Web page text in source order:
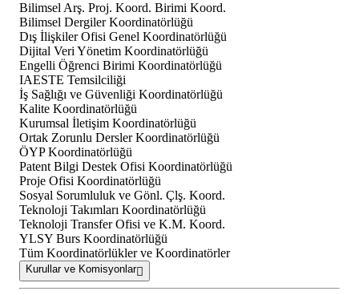
Bilimsel Arş. Proj. Koord. Birimi Koord.
Bilimsel Dergiler Koordinatörlüğü
Dış İlişkiler Ofisi Genel Koordinatörlüğü
Dijital Veri Yönetim Koordinatörlüğü
Engelli Öğrenci Birimi Koordinatörlüğü
IAESTE Temsilciliği
İş Sağlığı ve Güvenliği Koordinatörlüğü
Kalite Koordinatörlüğü
Kurumsal İletişim Koordinatörlüğü
Ortak Zorunlu Dersler Koordinatörlüğü
ÖYP Koordinatörlüğü
Patent Bilgi Destek Ofisi Koordinatörlüğü
Proje Ofisi Koordinatörlüğü
Sosyal Sorumluluk ve Gönl. Çlş. Koord.
Teknoloji Takımları Koordinatörlüğü
Teknoloji Transfer Ofisi ve K.M. Koord.
YLSY Burs Koordinatörlüğü
Tüm Koordinatörlükler ve Koordinatörler
Kurullar ve Komisyonlar